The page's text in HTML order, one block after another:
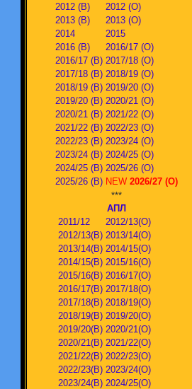
2012 (В)
2012 (О)
2013 (В)
2013 (О)
2014
2015
2016 (В)
2016/17 (О)
2016/17 (В) 2017/18 (О)
2017/18 (В) 2018/19 (О)
2018/19 (В) 2019/20 (О)
2019/20 (В) 2020/21 (О)
2020/21 (В) 2021/22 (О)
2021/22 (В) 2022/23 (О)
2022/23 (В) 2023/24 (О)
2023/24 (В) 2024/25 (О)
2024/25 (В) 2025/26 (О)
2025/26 (В) NEW 2026/27 (О)
***
АПЛ
2011/12
2012/13(О)
2012/13(В) 2013/14(О)
2013/14(В) 2014/15(О)
2014/15(В) 2015/16(О)
2015/16(В) 2016/17(О)
2016/17(В) 2017/18(О)
2017/18(В) 2018/19(О)
2018/19(В) 2019/20(О)
2019/20(В) 2020/21(О)
2020/21(В) 2021/22(О)
2021/22(В) 2022/23(О)
2022/23(В) 2023/24(O)
2023/24(В) 2024/25(O)